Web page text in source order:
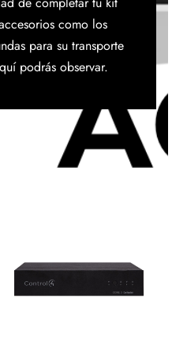
como los
para su transporte
podrás observar.